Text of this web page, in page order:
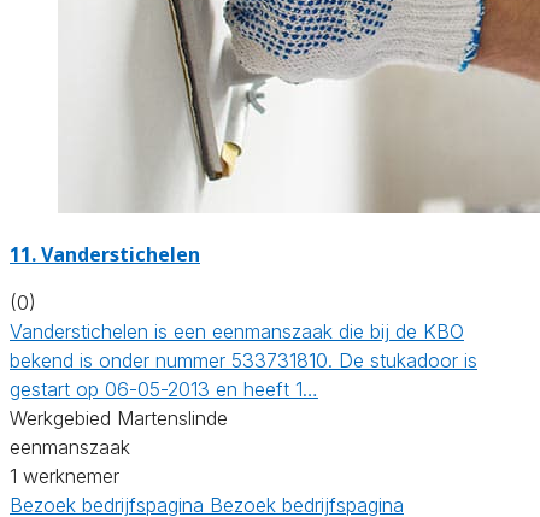
11. Vanderstichelen
(0)
Vanderstichelen is een eenmanszaak die bij de KBO
bekend is onder nummer 533731810. De stukadoor is
gestart op 06-05-2013 en heeft 1…
Werkgebied Martenslinde
eenmanszaak
1 werknemer
Bezoek bedrijfspagina Bezoek bedrijfspagina